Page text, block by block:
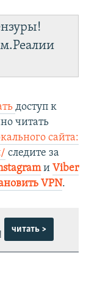
доступ к
читать
сайта:
следите за
и Viber
VPN.
читать >